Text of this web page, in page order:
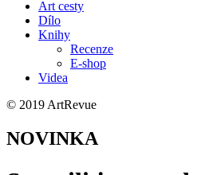
Art cesty
Dílo
Knihy
Recenze
E-shop
Videa
© 2019 ArtRevue
NOVINKA